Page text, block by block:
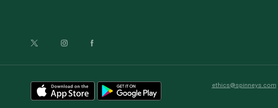
ethics@spinneys.com